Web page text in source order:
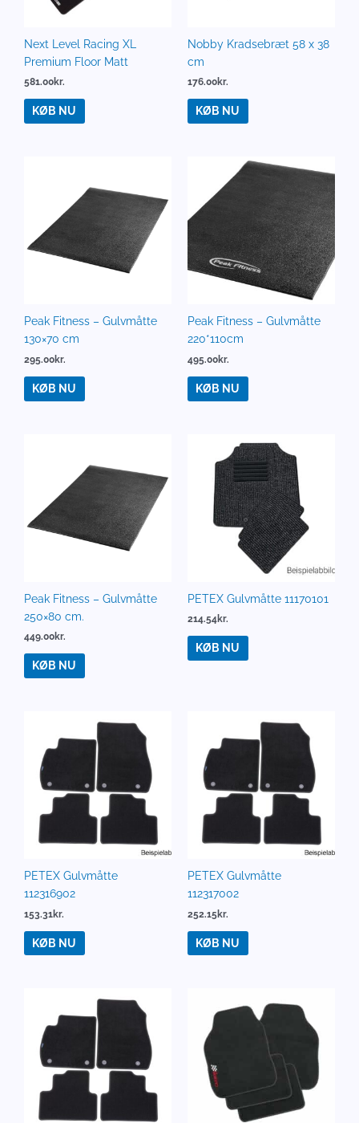
Next Level Racing XL
Premium Floor Matt
581.00kr.
KØB NU
Nobby Kradsebræt 58 x 38
cm
176.00kr.
KØB NU
Peak Fitness – Gulvmåtte
130×70 cm
295.00kr.
KØB NU
Peak Fitness – Gulvmåtte
220*110cm
495.00kr.
KØB NU
Peak Fitness – Gulvmåtte
250×80 cm.
449.00kr.
KØB NU
PETEX Gulvmåtte 11170101
214.54kr.
KØB NU
PETEX Gulvmåtte
112316902
153.31kr.
KØB NU
PETEX Gulvmåtte
112317002
252.15kr.
KØB NU